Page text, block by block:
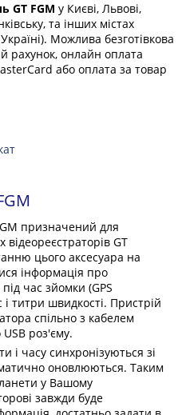
GT FGM у Києві, Львові,
та інших містах
Можлива безготівкова
рахунок, онлайн оплата
або оплата за товар
призначений для
GT
цього аксесуара на
інформація про
час зйомки (GPS
титри швидкості. Пристрій
спільно з кабелем
роз'єму.
і часу синхронізуються зі
оновлюються. Таким
у Вашому
завжди буде